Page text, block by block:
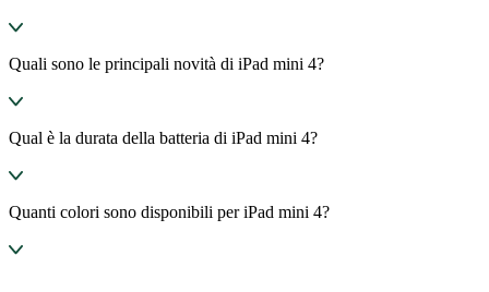
Quali sono le principali novità di iPad mini 4?
Qual è la durata della batteria di iPad mini 4?
Quanti colori sono disponibili per iPad mini 4?